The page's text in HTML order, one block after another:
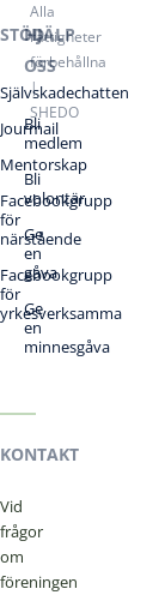
STÖD
Självskadechatten
Jourmail
Mentorskap
Facebookgrupp
för
närstående
Facebookgrupp
för
yrkesverksamma
HJÄLP
OSS
Bli
medlem
Bli
volontär
Ge
en
gåva
Ge
en
minnesgåva
KONTAKT
Vid
frågor
om
föreningen
Alla
rättigheter
förbehållna
|
SHEDO